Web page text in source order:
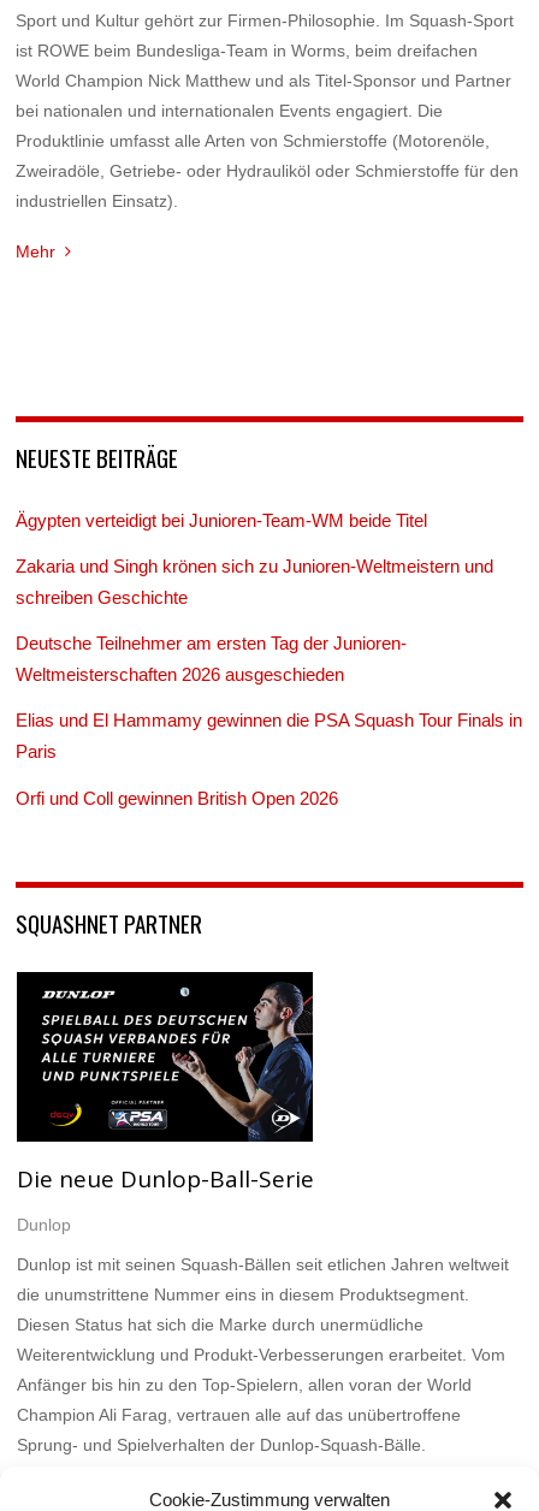
Cookie-Zustimmung verwalten
Sport und Kultur gehört zur Firmen-Philosophie. Im Squash-Sport
ist ROWE beim Bundesliga-Team in Worms, beim dreifachen
World Champion Nick Matthew und als Titel-Sponsor und Partner
bei nationalen und internationalen Events engagiert. Die
Produktlinie umfasst alle Arten von Schmierstoffe (Motorenöle,
Zweiradöle, Getriebe- oder Hydrauliköl oder Schmierstoffe für den
industriellen Einsatz).
Mehr
NEUESTE BEITRÄGE
Ägypten verteidigt bei Junioren-Team-WM beide Titel
Zakaria und Singh krönen sich zu Junioren-Weltmeistern und
schreiben Geschichte
Deutsche Teilnehmer am ersten Tag der Junioren-
Weltmeisterschaften 2026 ausgeschieden
Elias und El Hammamy gewinnen die PSA Squash Tour Finals in
Paris
Orfi und Coll gewinnen British Open 2026
SQUASHNET PARTNER
Die neue Dunlop-Ball-Serie
Dunlop
Dunlop ist mit seinen Squash-Bällen seit etlichen Jahren weltweit
die unumstrittene Nummer eins in diesem Produktsegment.
Diesen Status hat sich die Marke durch unermüdliche
Weiterentwicklung und Produkt-Verbesserungen erarbeitet. Vom
Anfänger bis hin zu den Top-Spielern, allen voran der World
Champion Ali Farag, vertrauen alle auf das unübertroffene
Sprung- und Spielverhalten der Dunlop-Squash-Bälle.